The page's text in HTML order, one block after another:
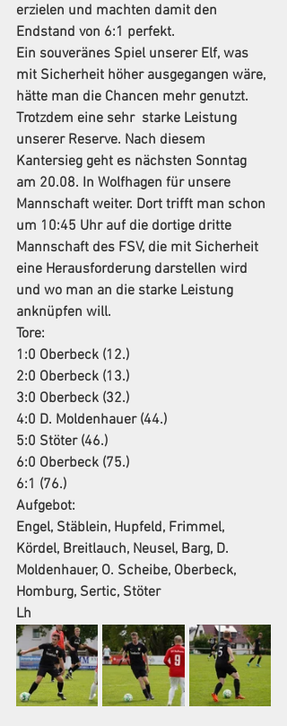
erzielen und machten damit den
Endstand von 6:1 perfekt.
Ein souveränes Spiel unserer Elf, was
mit Sicherheit höher ausgegangen wäre,
hätte man die Chancen mehr genutzt.
Trotzdem eine sehr  starke Leistung
unserer Reserve. Nach diesem
Kantersieg geht es nächsten Sonntag
am 20.08. In Wolfhagen für unsere
Mannschaft weiter. Dort trifft man schon
um 10:45 Uhr auf die dortige dritte
Mannschaft des FSV, die mit Sicherheit
eine Herausforderung darstellen wird
und wo man an die starke Leistung
anknüpfen will.
Tore:
1:0 Oberbeck (12.)
2:0 Oberbeck (13.)
3:0 Oberbeck (32.)
4:0 D. Moldenhauer (44.)
5:0 Stöter (46.)
6:0 Oberbeck (75.)
6:1 (76.)
Aufgebot:
Engel, Stäblein, Hupfeld, Frimmel,
Kördel, Breitlauch, Neusel, Barg, D.
Moldenhauer, O. Scheibe, Oberbeck,
Homburg, Sertic, Stöter
Lh